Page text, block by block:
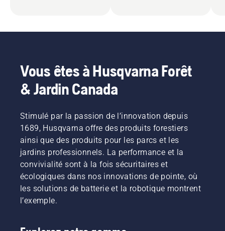
Vous êtes à Husqvarna Forêt
& Jardin Canada
Stimulé par la passion de l’innovation depuis
1689, Husqvarna offre des produits forestiers
ainsi que des produits pour les parcs et les
jardins professionnels. La performance et la
convivialité sont à la fois sécuritaires et
écologiques dans nos innovations de pointe, où
les solutions de batterie et la robotique montrent
l’exemple.